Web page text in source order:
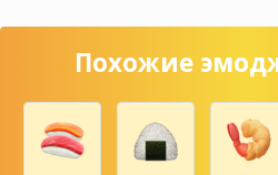
Похожие